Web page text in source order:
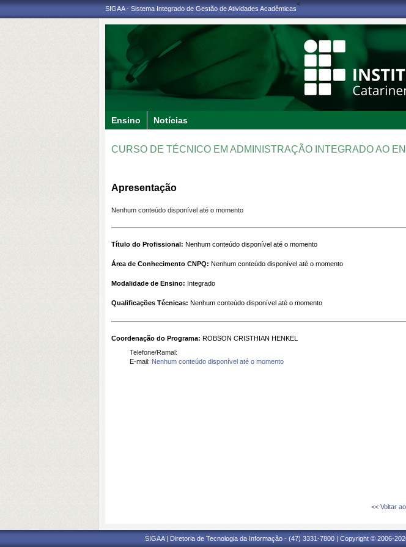
SIGAA - Sistema Integrado de Gestão de Atividades Acadêmicas
<
Ensino Notícias
CURSO DE TÉCNICO EM ADMINISTRAÇÃO INTEGRADO AO
Apresentação
Nenhum conteúdo disponível até o momento
Título do Profissional: Nenhum conteúdo disponível até o momento
Área de Conhecimento CNPQ: Nenhum conteúdo disponível até o momento
Modalidade de Ensino: Integrado
Qualificações Técnicas: Nenhum conteúdo disponível até o momento
Coordenação do Programa: ROBSON CRISTHIAN HENKEL
Telefone/Ramal:
E-mail: Nenhum conteúdo disponível até o momento
<< Voltar
SIGAA | Diretoria de Tecnologia da Informação - (47) 3331-7800 | Copyright © 2006-